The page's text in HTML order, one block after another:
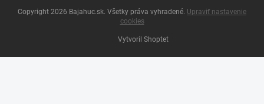
Vytvoril Shoptet
Copyright 2026 Bajahuc.sk . Všetky práva vyhradené. Upraviť nastavenie
cookies